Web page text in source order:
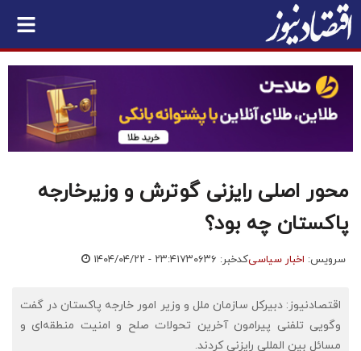
محور اصلی رایزنی گوترش و وزیرخارجه
پاکستان چه بود؟
سرویس: اخبار سیاسیکدخبر: ۷۳۰۶۳۶ ۱۴۰۴/۰۴/۲۲ - ۲۳:۴۱
اقتصادنیوز: دبیرکل سازمان ملل و وزیر امور خارجه پاکستان در گفت
وگویی تلفنی پیرامون آخرین تحولات صلح و امنیت منطقه‌ای و
مسائل بین المللی رایزنی کردند.